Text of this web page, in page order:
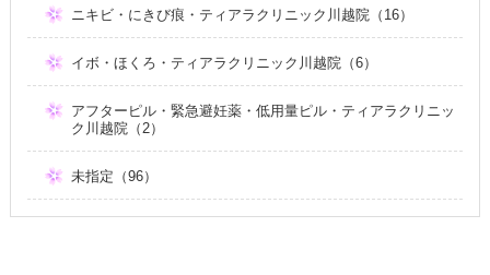
ニキビ・にきび痕・ティアラクリニック川越院（16）
イボ・ほくろ・ティアラクリニック川越院（6）
アフターピル・緊急避妊薬・低用量ピル・ティアラクリニッ
ク川越院（2）
未指定（96）